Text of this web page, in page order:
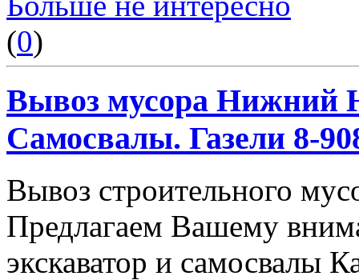
(0)
Вывоз мусора Нижний
Самосвалы. Газели 8-
Вывоз строительного
Предлагаем Вашему
экскаватор и самосвалы